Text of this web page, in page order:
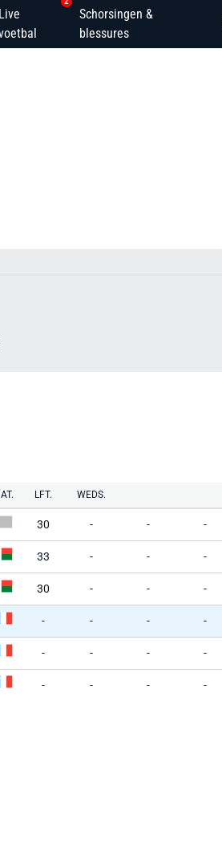
Live
Schorsingen &
blessures
LFT. WEDS.
30 - - -
33 - - -
30 - - -
- - - -
- - - -
- - - -